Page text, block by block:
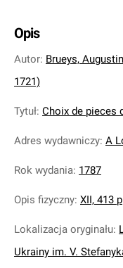
Opis
Autor: Brueys,
1721)
Tytuł: Choix de pieces
Adres wydawniczy: A
Rok wydania: 1787
Opis fizyczny: XII, 413
Lokalizacja oryginału:
Ukrainy im. V.